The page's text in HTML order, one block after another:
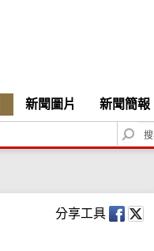
新聞圖片 新聞簡報
S
e
c
h
分享工具